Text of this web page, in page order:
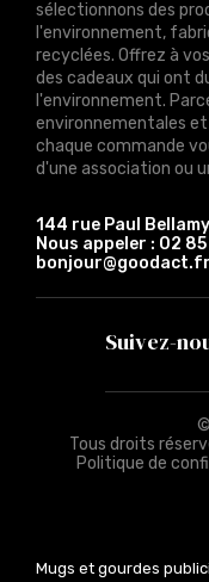
sélectionnons des
l'environnement,
recyclées. Offrez à
des cadeaux qui ont
l'environnement.
environnementales
chaque commande
d'une association ou
144 rue Paul
Nous appeler : 02 85
bonjour@goodact.fr
Suivez-
Tous droits
Politique de
Mugs et gourdes